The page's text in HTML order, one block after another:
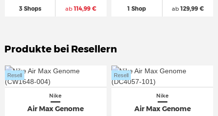
3 Shops ab114,99 € 1 Shop ab129,99 €
Produkte bei Resellern
Nike
Air Max Genome
Resell
Nike
Air Max Genome
Resell